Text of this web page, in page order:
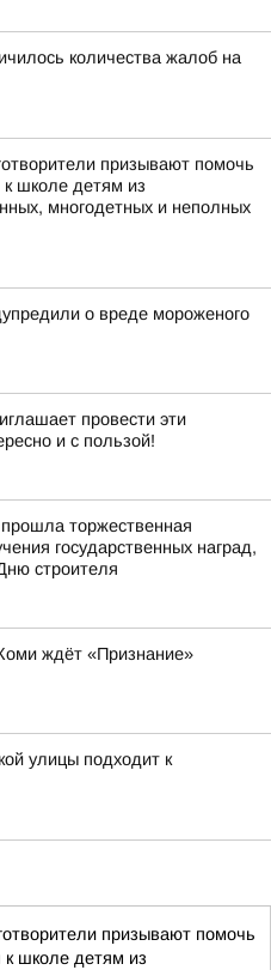
количества жалоб на
призывают помочь
к школе детям из
многодетных и неполных
о вреде мороженого
провести эти
и с пользой!
торжественная
государственных наград,
строителя
ждёт «Признание»
улицы подходит к
призывают помочь
к школе детям из